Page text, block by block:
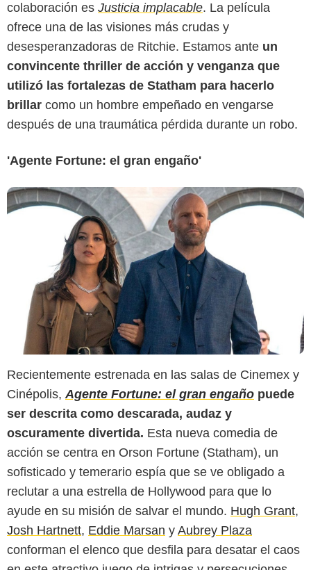
colaboración es Justicia implacable. La película
ofrece una de las visiones más crudas y
desesperanzadoras de Ritchie. Estamos ante un
convincente thriller de acción y venganza que
utilizó las fortalezas de Statham para hacerlo
brillar como un hombre empeñado en vengarse
después de una traumática pérdida durante un robo.
'Agente Fortune: el gran engaño'
Miramax
Recientemente estrenada en las salas de Cinemex y
Cinépolis,Agente Fortune: el gran engaño puede
ser descrita como descarada, audaz y
oscuramente divertida. Esta nueva comedia de
acción se centra en Orson Fortune (Statham), un
sofisticado y temerario espía que se ve obligado a
reclutar a una estrella de Hollywood para que lo
ayude en su misión de salvar el mundo. Hugh Grant,
Josh Hartnett, Eddie Marsan y Aubrey Plaza
conforman el elenco que desfila para desatar el caos